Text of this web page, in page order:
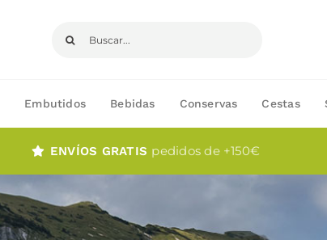
Embutidos Bebidas Conservas Cestas
ENVÍOS GRATIS pedidos de +150€